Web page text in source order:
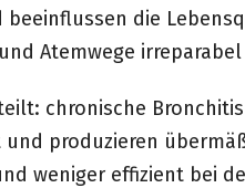
die
Atemwege
chronische
produzieren
weniger effizient bei